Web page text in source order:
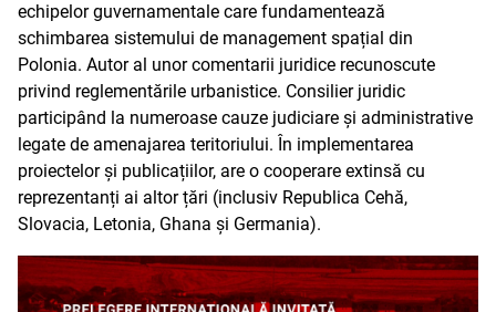
echipelor guvernamentale care fundamentează
schimbarea sistemului de management spațial din
Polonia. Autor al unor comentarii juridice recunoscute
privind reglementările urbanistice. Consilier juridic
participând la numeroase cauze judiciare și administrative
legate de amenajarea teritoriului. În implementarea
proiectelor și publicațiilor, are o cooperare extinsă cu
reprezentanți ai altor țări (inclusiv Republica Cehă,
Slovacia, Letonia, Ghana și Germania).